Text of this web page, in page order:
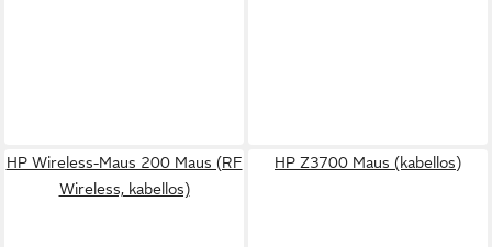
HP Wireless-Maus 200 Maus (RF
Wireless, kabellos)
HP Z3700 Maus (kabellos)